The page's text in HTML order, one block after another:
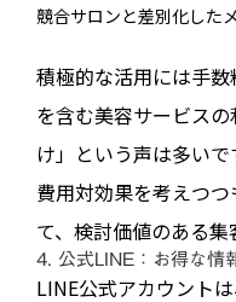
競合サロンと差別化した
積極的な活用には手
を含む美容サービス
け」という声は多いで
費用対効果を考えつ
て、検討価値のある集
4. 公式LINE：お得な情
LINE公式アカウント